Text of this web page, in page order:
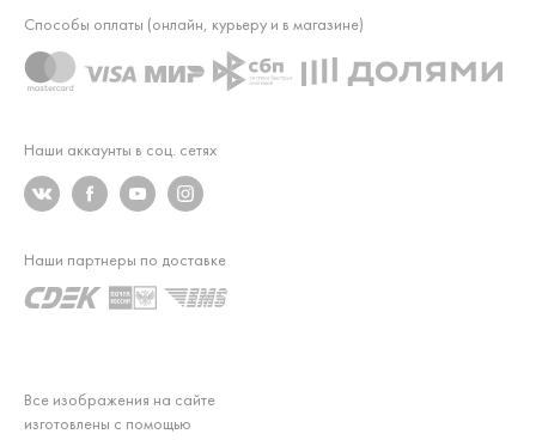
Наши аккаунты в соц. сетях
Все изображения на сайте
изготовлены с помощью
Способы оплаты (онлайн, курьеру и в магазине)
Наши партнеры по доставке